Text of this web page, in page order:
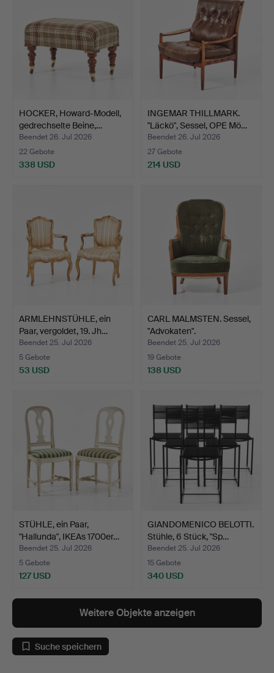
HOCKER, Howard-Modell,
gedrechselte Beine,…
Beendet 26. Jul 2026
22 Gebote
338 USD
INGEMAR THILLMARK.
"Läckö", Sessel, OPE Mö…
Beendet 26. Jul 2026
27 Gebote
214 USD
ARMLEHNSTÜHLE, ein
Paar, vergoldet, 19. Jh…
Beendet 25. Jul 2026
5 Gebote
53 USD
CARL MALMSTEN. Sessel,
"Advokaten".
Beendet 25. Jul 2026
19 Gebote
138 USD
STÜHLE, ein Paar,
"Hallunda", IKEAs 1700er…
Beendet 25. Jul 2026
5 Gebote
127 USD
GIANDOMENICO BELOTTI.
Stühle, 6 Stück, "Sp…
Beendet 25. Jul 2026
15 Gebote
340 USD
Weitere Objekte anzeigen
Suche speichern